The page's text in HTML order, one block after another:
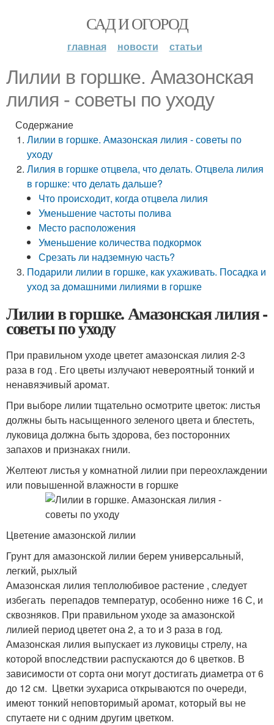
САД И ОГОРОД
главная новости статьи
Лилии в горшке. Амазонская
лилия - советы по уходу
Содержание
Лилии в горшке. Амазонская лилия - советы по
уходу
Лилия в горшке отцвела, что делать. Отцвела лилия
в горшке: что делать дальше?
Что происходит, когда отцвела лилия
Уменьшение частоты полива
Место расположения
Уменьшение количества подкормок
Срезать ли надземную часть?
Подарили лилии в горшке, как ухаживать. Посадка и
уход за домашними лилиями в горшке
Лилии в горшке. Амазонская лилия -
советы по уходу
При правильном уходе цветет амазонская лилия 2-3
раза в год . Его цветы излучают невероятный тонкий и
ненавязчивый аромат.
При выборе лилии тщательно осмотрите цветок: листья
должны быть насыщенного зеленого цвета и блестеть,
луковица должна быть здорова, без посторонних
запахов и признаках гнили.
Желтеют листья у комнатной лилии при переохлаждении
или повышенной влажности в горшке
Цветение амазонской лилии
Грунт для амазонской лилии берем универсальный,
легкий, рыхлый
Амазонская лилия теплолюбивое растение , следует
избегать перепадов температур, особенно ниже 16 С, и
сквозняков. При правильном уходе за амазонской
лилией период цветет она 2, а то и 3 раза в год.
Амазонская лилия выпускает из луковицы стрелу, на
которой впоследствии распускаются до 6 цветков. В
зависимости от сорта они могут достигать диаметра от 6
до 12 см. Цветки эухариса открываются по очереди,
имеют тонкий неповторимый аромат, который вы не
спутаете ни с одним другим цветком.